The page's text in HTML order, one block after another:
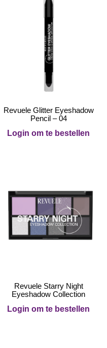
Revuele Glitter Eyeshadow
Pencil – 04
Login om te bestellen
Revuele Starry Night
Eyeshadow Collection
Login om te bestellen